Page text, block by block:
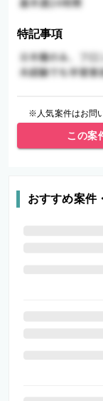
特記事項
※人気案件はお問
この案
おすすめ案件